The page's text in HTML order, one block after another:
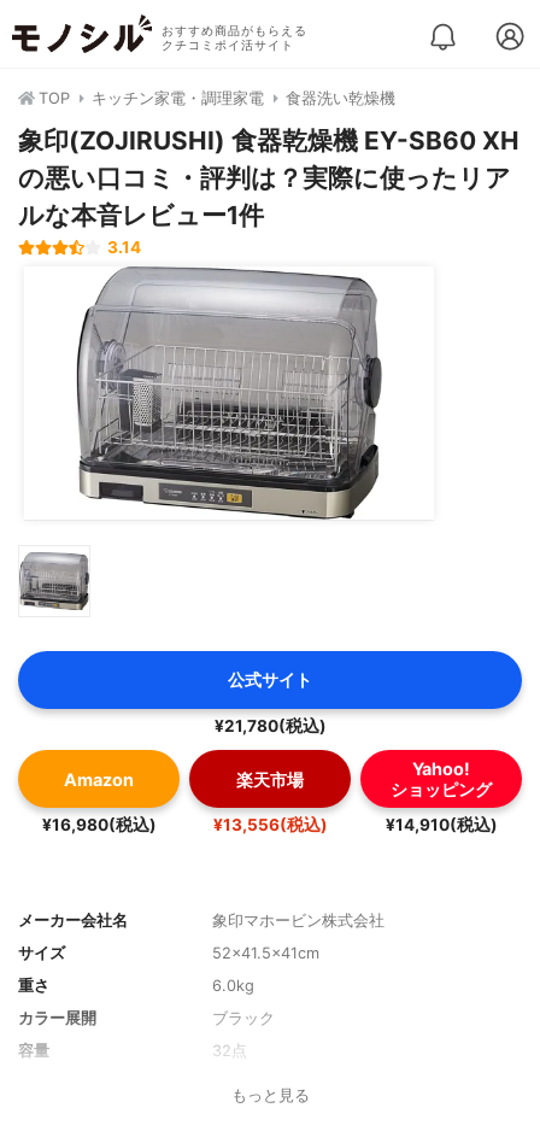
おすすめ商品がもらえる
クチコミポイ活サイト
TOP キッチン家電・調理家電 食器洗い乾燥機
象印(ZOJIRUSHI) 食器乾燥機 EY-SB60 XH
の悪い口コミ・評判は？実際に使ったリア
ルな本音レビュー1件
3.14
公式サイト
¥21,780(税込)
Amazon
¥16,980(税込)
楽天市場
¥13,556(税込)
Yahoo!
ショッピング
¥14,910(税込)
メーカー会社名
象印マホービン株式会社
サイズ
52x41.5x41cm
重さ
6.0kg
カラー展開
ブラック
容量
32点
41.5cm/前開き式
もっと見る